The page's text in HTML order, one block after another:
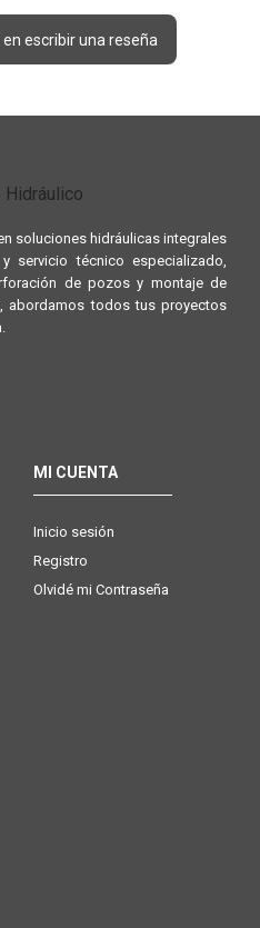
escribir una reseña
soluciones hidráulicas integrales
servicio técnico especializado,
de pozos y montaje de
abordamos todos tus proyectos
MI CUENTA
Inicio sesión
Registro
Olvidé mi Contraseña